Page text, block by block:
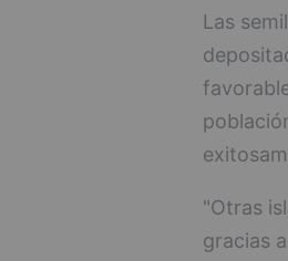
Las
"Otras
gracias